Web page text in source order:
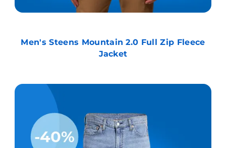
Men's Steens Mountain 2.0 Full Zip Fleece
Jacket